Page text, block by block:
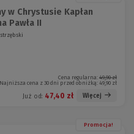
w Chrystusie Kapłan
Pawła II
Cena regularna: 49,90 zł
Najniższa cena z 30 dni przed obniżką: 49,90 zł
Już od: 47,40 zł Więcej
Promocja!